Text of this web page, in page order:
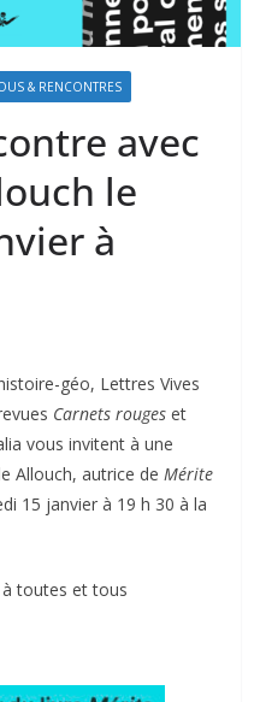
& RENCONTRES
avec
le
à
géo, Lettres Vives
Carnets rouges et
vous invitent à une
Allouch, autrice de Mérite
15 janvier à 19 h 30 à la
toutes et tous